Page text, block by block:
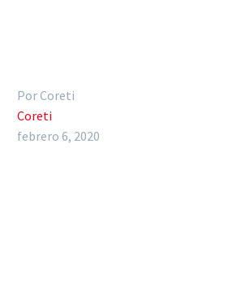
Por Coreti
Coreti
febrero 6, 2020